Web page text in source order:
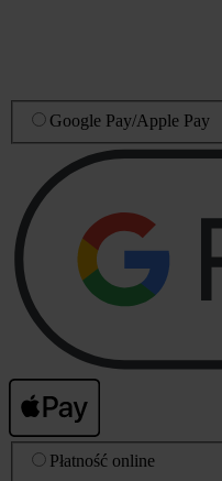
Google Pay/Apple Pay
Płatność online